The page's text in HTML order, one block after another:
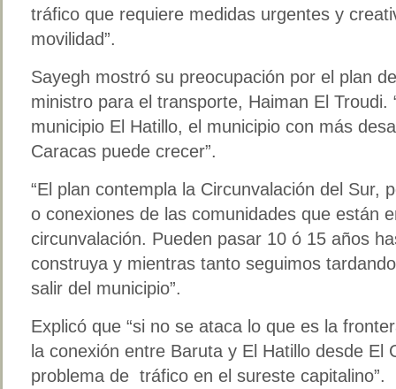
tráfico que requiere medidas urgentes y
movilidad”.
Sayegh mostró su preocupación por el plan
ministro para el transporte, Haiman El Troudi.
municipio El Hatillo, el municipio con más
Caracas puede crecer”.
“El plan contempla la Circunvalación del Sur,
o conexiones de las comunidades que están
circunvalación. Pueden pasar 10 ó 15 años
construya y mientras tanto seguimos
salir del municipio”.
Explicó que “si no se ataca lo que es la
la conexión entre Baruta y El Hatillo desde El
problema de tráfico en el sureste capitalino”.